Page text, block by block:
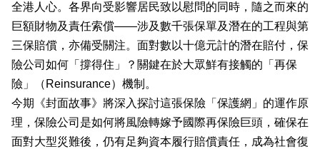
科
技
職
場
生
活
全港人心。各界向受影響居民致以慰問的同時，隨之而來的
巨額財物及責任索償——涉及數千張保單及潛在的工程與第
三保賠償，亦備受關注。面對數以十億元計的潛在賠付，保
險公司如何「撐得住」？關鍵在於大眾鮮有接觸的「再保
險」（Reinsurance）機制。
今期《封面故事》將深入探討這張保險「保護網」的運作原
理，保險公司是如何將風險轉嫁予國際再保險巨頭，確保在
面對大型災難後，仍有足夠資本履行賠償責任，成為社會復